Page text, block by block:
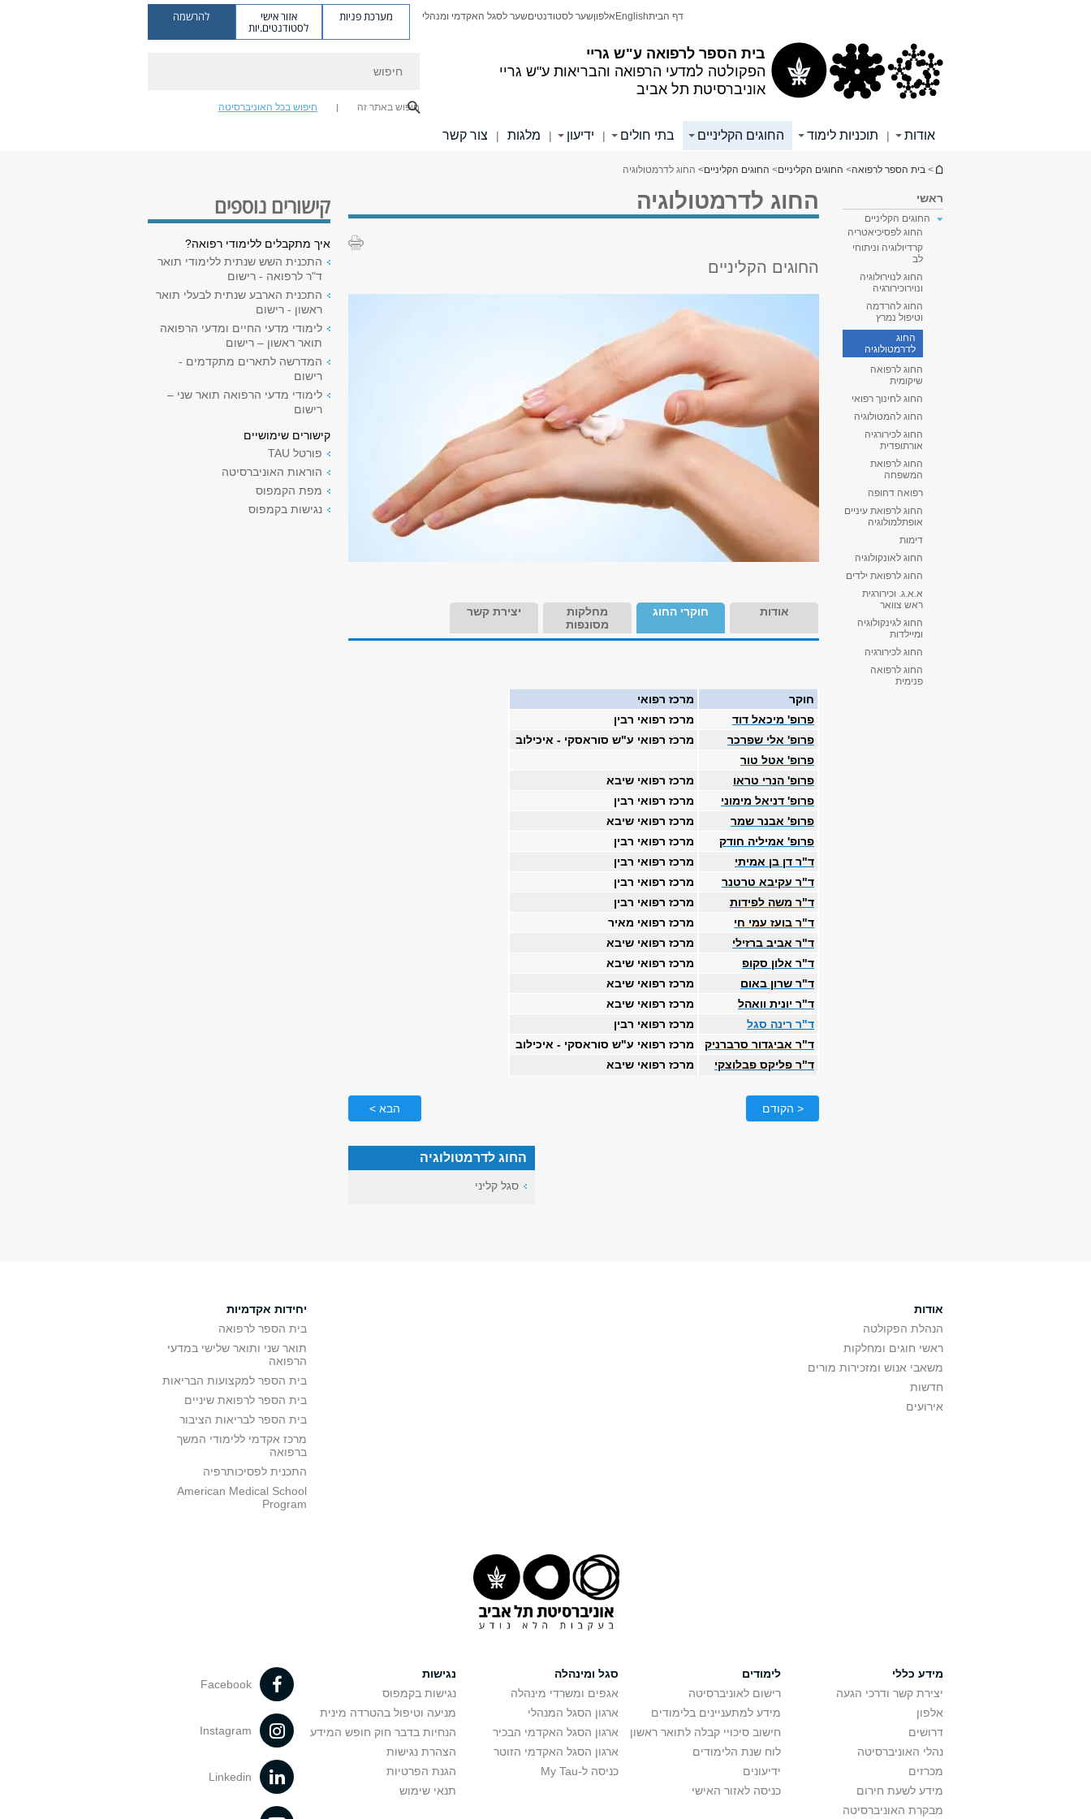
בית הספר לרפואה ע"ש גריי
הפקולטה למדעי הרפואה והבריאות ע"ש גריי
אוניברסיטת תל אביב
דף הביתEnglish אלפוןשער לסטודנטיםשער לסגל האקדמי ומנהלי מערכת פניות אזור אישי
לסטודנטים.יות
להרשמה
חיפוש באתר זה חיפוש בכל האוניברסיטה
אודות | תוכניות לימוד החוגים הקליניים בתי חולים | ידיעון | מלגות | צור קשר
הינך נמצא כאן
> בית הספר לרפואה> החוגים הקליניים> החוגים הקליניים> החוג לדרמטולוגיה
ראשי
החוגים הקליניים
החוג לפסיכיאטריה
קרדיולוגיה וניתוחי
לב
החוג לנוירולוגיה
ונוירוכירורגיה
החוג להרדמה
וטיפול נמרץ
החוג
לדרמטולוגיה
החוג לרפואה
שיקומית
החוג לחינוך רפואי
החוג להמטולוגיה
החוג לכירורגיה
אורתופדית
החוג לרפואת
המשפחה
רפואה דחופה
החוג לרפואת עיניים
אופתלמולוגיה
דימות
החוג לאונקולוגיה
החוג לרפואת ילדים
א.א.ג. וכירורגית
ראש צוואר
החוג לגינקולוגיה
ומיילדות
החוג לכירורגיה
החוג לרפואה
פנימית
החוג לדרמטולוגיה
החוגים הקליניים
אודות חוקרי החוג
מחלקות
מסונפות
יצירת קשר
חוקר
מרכז רפואי
פרופ' מיכאל דוד
מרכז רפואי רבין
פרופ' אלי שפרכר
מרכז רפואי ע"ש סוראסקי - איכילוב
פרופ' אטל טור
פרופ' הנרי טראו
מרכז רפואי שיבא
פרופ' דניאל מימוני
מרכז רפואי רבין
פרופ' אבנר שמר
מרכז רפואי שיבא
פרופ' אמיליה חודק
מרכז רפואי רבין
ד"ר דן בן אמיתי
מרכז רפואי רבין
ד"ר עקיבא טרטנר
מרכז רפואי רבין
ד"ר משה לפידות
מרכז רפואי רבין
ד"ר בועז עמי חי
מרכז רפואי מאיר
ד"ר אביב ברזילי
מרכז רפואי שיבא
ד"ר אלון סקופ
מרכז רפואי שיבא
ד"ר שרון באום
מרכז רפואי שיבא
ד"ר יונית וואהל
מרכז רפואי שיבא
ד"ר רינה סגל
מרכז רפואי רבין
ד"ר אביגדור סרברניק
מרכז רפואי ע"ש סוראסקי - איכילוב
ד"ר פליקס פבלוצקי
מרכז רפואי שיבא
< הקודם הבא >
החוג לדרמטולוגיה
סגל קליני
קישורים נוספים
איך מתקבלים ללימודי רפואה?
התכנית השש שנתית ללימודי תואר
ד"ר לרפואה - רישום
התכנית הארבע שנתית לבעלי תואר
ראשון - רישום
לימודי מדעי החיים ומדעי הרפואה
תואר ראשון – רישום
המדרשה לתארים מתקדמים -
רישום
לימודי מדעי הרפואה תואר שני –
רישום
קישורים שימושיים
פורטל TAU
הוראות האוניברסיטה
מפת הקמפוס
נגישות בקמפוס
אודות
הנהלת הפקולטה
ראשי חוגים ומחלקות
משאבי אנוש ומזכירות מורים
חדשות
אירועים
יחידות אקדמיות
בית הספר לרפואה
תואר שני ותואר שלישי במדעי
הרפואה
בית הספר למקצועות הבריאות
בית הספר לרפואת שיניים
בית הספר לבריאות הציבור
מרכז אקדמי ללימודי המשך
ברפואה
התכנית לפסיכותרפיה
American Medical School
Program
מידע כללי
יצירת קשר ודרכי הגעה
אלפון
דרושים
נהלי האוניברסיטה
מכרזים
מידע לשעת חירום
מבקרת האוניברסיטה
לימודים
רישום לאוניברסיטה
מידע למתעניינים בלימודים
חישוב סיכויי קבלה לתואר ראשון
לוח שנת הלימודים
ידיעונים
כניסה לאזור האישי
סגל ומינהלה
אגפים ומשרדי מינהלה
ארגון הסגל המנהלי
ארגון הסגל האקדמי הבכיר
ארגון הסגל האקדמי הזוטר
כניסה ל-My Tau
נגישות
נגישות בקמפוס
מניעה וטיפול בהטרדה מינית
הנחיות בדבר חוק חופש המידע
הצהרת נגישות
הגנת הפרטיות
תנאי שימוש
Facebook
Instagram
Linkedin